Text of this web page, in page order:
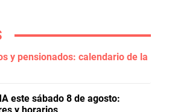
y pensionados: calendario de la
este sábado 8 de agosto: